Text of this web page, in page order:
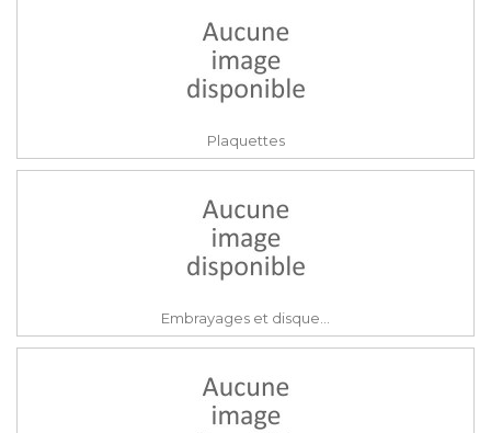
Plaquettes
Embrayages et disque...